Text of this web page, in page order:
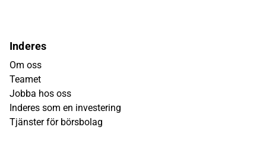
Inderes
Om oss
Teamet
Jobba hos oss
Inderes som en investering
Tjänster för börsbolag